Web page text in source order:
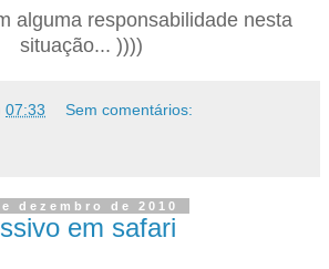
alguma responsabilidade nesta
situação... ))))
07:33 Sem comentários:
dezembro de 2010
em safari